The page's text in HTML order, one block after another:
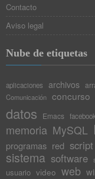
Contacto
Aviso legal
Nube de etiquetas
aplicaciones archivos
Comunicación concurso
datos Emacs facebook
memoria MySQL
programas red script
sistema software
usuario video web